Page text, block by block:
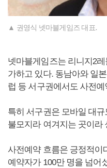
▲ 권영식 넷마블게임즈 대표.
넷마블게임즈는 리니지2
가하고 있다. 동남아와 일
럽 등 서구권에서도 사전
특히 서구권은 모바일 대
불모지라 여겨지는 곳이라
사전예약 흐름은 긍정적이
예약자가 100만 명을 넘어